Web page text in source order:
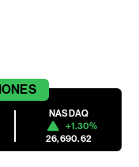
NASDAQ
+1.30%
26,690.62